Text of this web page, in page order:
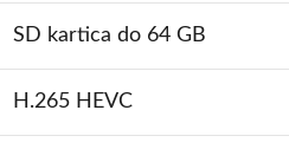
SD kartica do 64 GB
H.265 HEVC